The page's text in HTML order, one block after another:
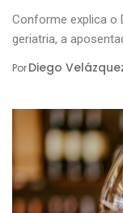
Conforme explica o
geriatria, a
PorDiego